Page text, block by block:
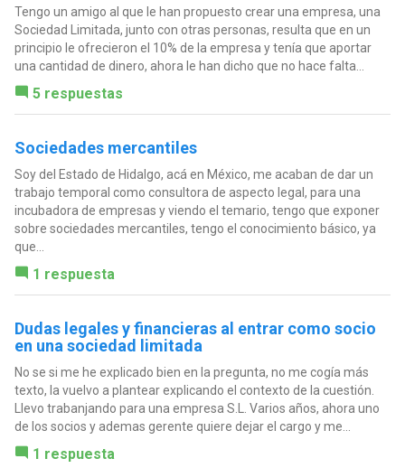
Tengo un amigo al que le han propuesto crear una empresa, una
Sociedad Limitada, junto con otras personas, resulta que en un
principio le ofrecieron el 10% de la empresa y tenía que aportar
una cantidad de dinero, ahora le han dicho que no hace falta...
5 respuestas
Sociedades mercantiles
Soy del Estado de Hidalgo, acá en México, me acaban de dar un
trabajo temporal como consultora de aspecto legal, para una
incubadora de empresas y viendo el temario, tengo que exponer
sobre sociedades mercantiles, tengo el conocimiento básico, ya
que...
1 respuesta
Dudas legales y financieras al entrar como socio
en una sociedad limitada
No se si me he explicado bien en la pregunta, no me cogía más
texto, la vuelvo a plantear explicando el contexto de la cuestión.
Llevo trabanjando para una empresa S.L. Varios años, ahora uno
de los socios y ademas gerente quiere dejar el cargo y me...
1 respuesta